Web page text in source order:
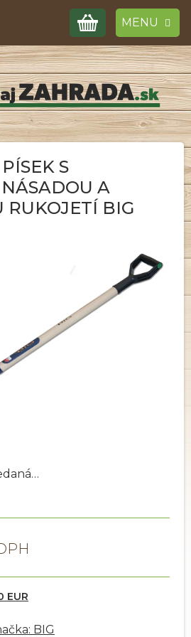
NÁKUPNÝ
S
A
RUKOJETÍ BIG
EUR
BIG